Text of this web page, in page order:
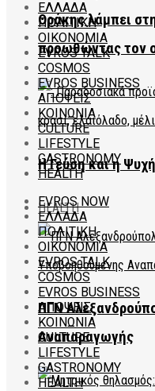
Θράκης λάμπει
προωθώντας τον
Η Γεύση και η
HEALTH
ΠΓΝ
Αναπαραγωγής
ΕΛΛΑΔΑ
ΠΟΛΙΤΙΚΗ
ΟΙΚΟΝΟΜΙΑ
EVROS TALK
COSMOS
EVROS BUSINESS
ΑΠΟΨΕΙΣ
ΚΟΙΝΩΝΙΑ
CULTURE
LIFESTYLE
GASTRONOMY
HEALTH
EVROS NOW
ΕΛΛΑΔΑ
ΠΟΛΙΤΙΚΗ
ΟΙΚΟΝΟΜΙΑ
EVROS TALK
COSMOS
EVROS BUSINESS
ΑΠΟΨΕΙΣ
ΚΟΙΝΩΝΙΑ
CULTURE
LIFESTYLE
GASTRONOMY
HEALTH